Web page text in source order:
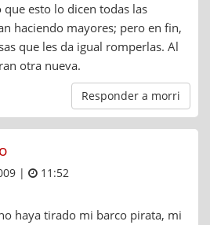
esto lo dicen todas las
haciendo mayores; pero en fin,
que les da igual romperlas. Al
otra nueva.
Responder a morri
| 11:52
haya tirado mi barco pirata, mi